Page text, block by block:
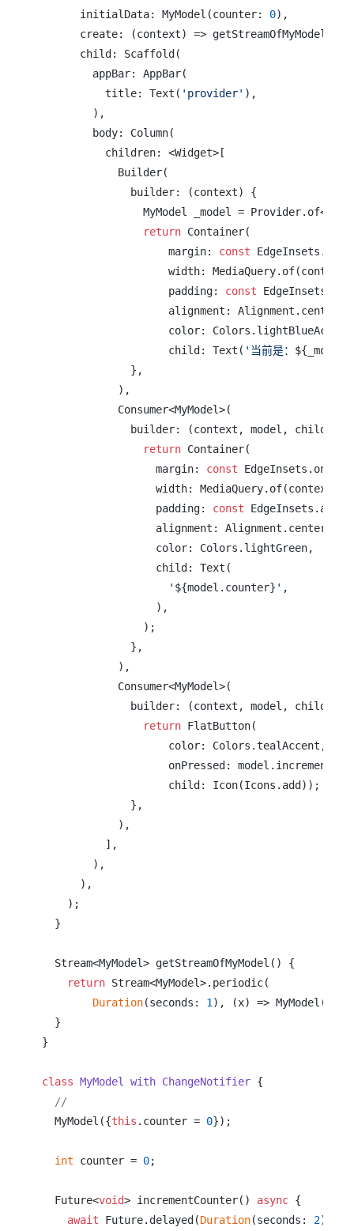
      initialData: MyModel(counter:
0),
      create: (context) => getStreamOfMyModel(),
      child: Scaffold(
        appBar: AppBar(
          title: Text(
'provider' ),
        ),
        body: Column(
          children: <Widget>[
            Builder(
              builder: (context) {
MyModel _model =
return Container(
                    margin:
const
width:
                    padding:
const
                    alignment: Alignment.center,
color:
                    child: Text(
'当前是：
              },
            ),
            Consumer<MyModel>(
              builder: (context, model, child) {
return Container(
                  margin:
const
width:
                  padding:
const EdgeInsets.all(
                  alignment: Alignment.center,
                  color: Colors.lightGreen,
                  child: Text(
' ${model.counter} ' ,
                  ),
                );
              },
            ),
            Consumer<MyModel>(
              builder: (context, model, child) {
return FlatButton(
                    color: Colors.tealAccent,
onPressed:
                    child: Icon(Icons.add));
              },
            ),
          ],
        ),
      ),
    );
  }
  Stream<MyModel> getStreamOfMyModel() {
return Stream<MyModel>.periodic(
Duration(seconds: 1 ), (x) =>
  }
}
class MyModel with ChangeNotifier {
//
  MyModel({
this .counter = 0});
int counter = 0;
  Future<
void> incrementCounter() async {
await Future.delayed(Duration(seconds: 2));